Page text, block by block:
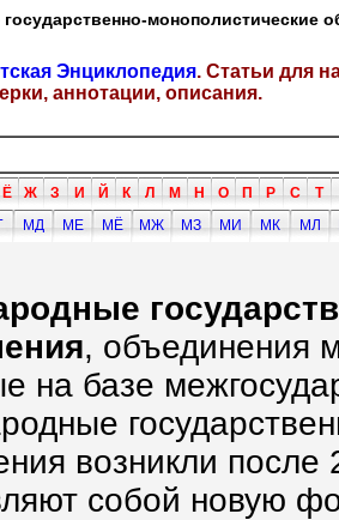
монополистические
Энциклопедия. Статьи для
аннотации, описания.
Ё Ж З И Й К Л М Н О П Р С Т
МД МЕ МЁ МЖ МЗ МИ МК МЛ
, объединения
на базе
возникли
собой новую